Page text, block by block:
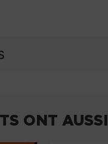
ONT AUSSI